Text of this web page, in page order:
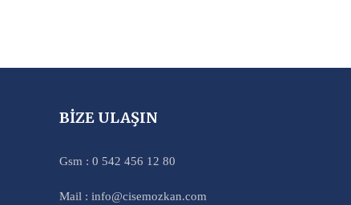
BİZE ULAŞIN
Gsm : 0 542 456 12 80
Mail : info@cisemozkan.com